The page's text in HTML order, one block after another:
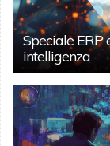
Speciale ERP
intelligenza